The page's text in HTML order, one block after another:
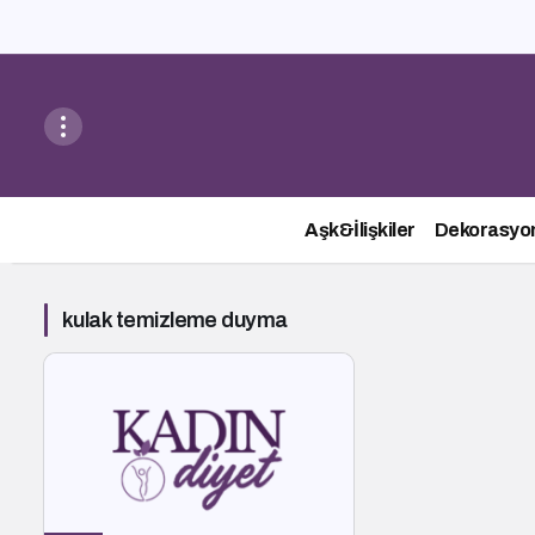
Aşk&İlişkiler
kulak temizleme duyma